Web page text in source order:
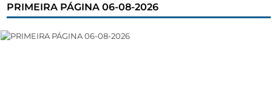
PRIMEIRA PÁGINA 06-08-2026